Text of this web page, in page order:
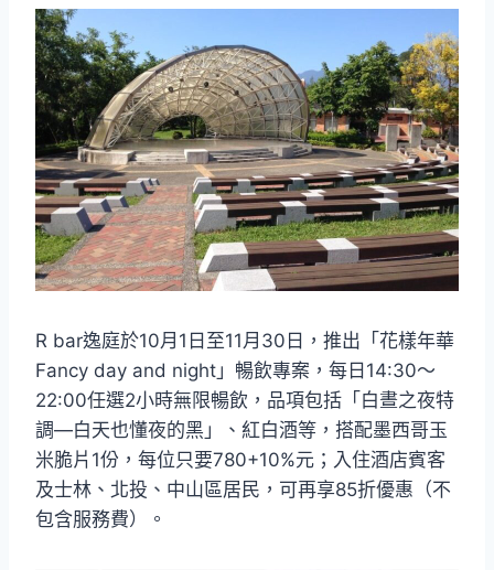
R bar逸庭於10月1日至11月30日，推出「花樣年華
Fancy day and night」暢飲專案，每日14:30～
22:00任選2小時無限暢飲，品項包括「白晝之夜特
調—白天也懂夜的黑」、紅白酒等，搭配墨西哥玉
米脆片1份，每位只要780+10%元；入住酒店賓客
及士林、北投、中山區居民，可再享85折優惠（不
包含服務費）。